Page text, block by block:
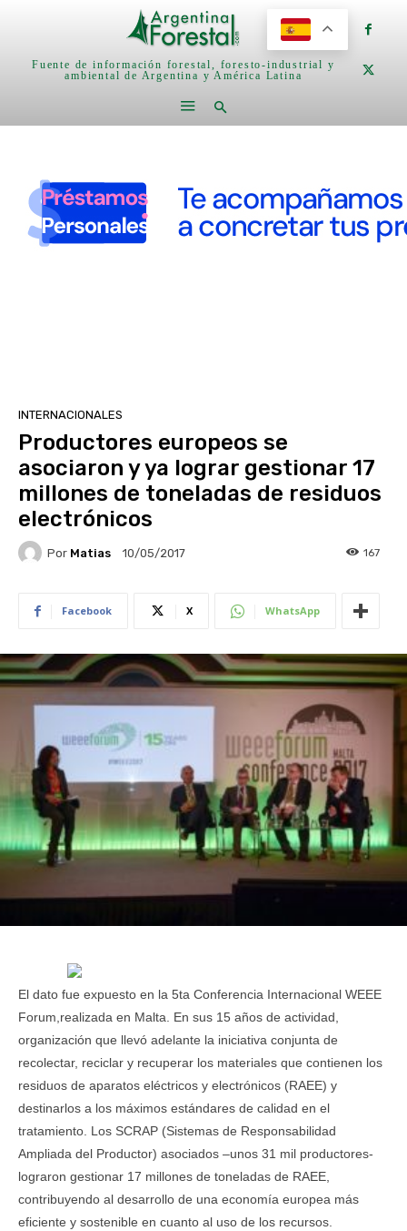
Fuente de información forestal, foresto-industrial y
ambiental de Argentina y América Latina
INTERNACIONALES
Productores europeos se
asociaron y ya lograr gestionar 17
millones de toneladas de residuos
electrónicos
Por Matias 10/05/2017 167
Facebook X WhatsApp
El dato fue expuesto en la 5ta Conferencia Internacional WEEE
Forum,realizada en Malta. En sus 15 años de actividad,
organización que llevó adelante la iniciativa conjunta de
recolectar, reciclar y recuperar los materiales que contienen los
residuos de aparatos eléctricos y electrónicos (RAEE) y
destinarlos a los máximos estándares de calidad en el
tratamiento. Los SCRAP (Sistemas de Responsabilidad
Ampliada del Productor) asociados –unos 31 mil productores-
lograron gestionar 17 millones de toneladas de RAEE,
contribuyendo al desarrollo de una economía europea más
eficiente y sostenible en cuanto al uso de los recursos.